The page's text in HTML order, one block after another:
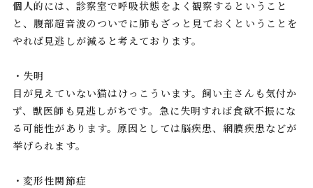
個人的には、診察室で呼吸状態をよく観察するということ
と、腹部超音波のついでに肺もざっと見ておくということを
やれば見逃しが減ると考えております。
・失明
目が見えていない猫はけっこういます。飼い主さんも気付か
ず、獣医師も見逃しがちです。急に失明すれば食欲不振にな
る可能性があります。原因としては脳疾患、網膜疾患などが
挙げられます。
・変形性関節症